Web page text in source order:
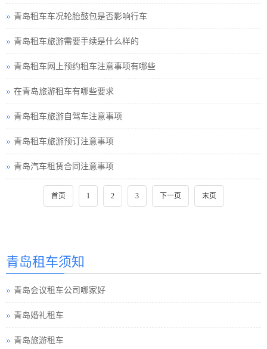
青岛租车车况轮胎鼓包是否影响行车
青岛租车旅游需要手续是什么样的
青岛租车网上预约租车注意事项有哪些
在青岛旅游租车有哪些要求
青岛租车旅游自驾车注意事项
青岛租车旅游预订注意事项
青岛汽车租赁合同注意事项
首页 1 2 3 下一页 末页
青岛租车须知
青岛会议租车公司哪家好
青岛婚礼租车
青岛旅游租车